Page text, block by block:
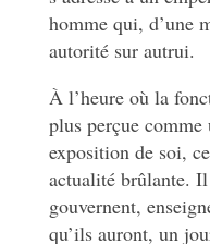
homme qui, d’une
autorité sur autrui.
À l’heure où la
plus perçue
exposition de soi,
actualité brûlante.
gouvernent,
qu’ils auront, un